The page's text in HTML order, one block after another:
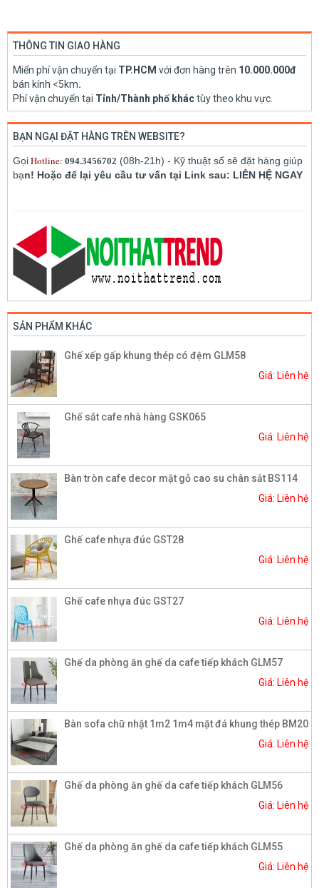
THÔNG TIN GIAO HÀNG
Miển phí vận chuyển tại TP.HCM với đơn hàng trên 10.000.000đ
bán kính <5km.
Phí vận chuyển tại Tỉnh/Thành phố kháctùy theo khu vực.
BẠN NGẠI ĐẶT HÀNG TRÊN WEBSITE?
GọiHotline: 094.3456702 (08h-21h) - Kỹ thuật số sẽ đặt hàng giúp
bạn! Hoặc để lại yêu cầu tư vấn tại Link sau: LIÊN HỆ NGAY
SẢN PHẨM KHÁC
Ghế xếp gấp khung thép có đệm GLM58
Giá: Liên hệ
Ghế sắt cafe nhà hàng GSK065
Giá: Liên hệ
Bàn tròn cafe decor mặt gỗ cao su chân sắt BS114
Giá: Liên hệ
Ghế cafe nhựa đúc GST28
Giá: Liên hệ
Ghế cafe nhựa đúc GST27
Giá: Liên hệ
Ghế da phòng ăn ghế da cafe tiếp khách GLM57
Giá: Liên hệ
Bàn sofa chữ nhật 1m2 1m4 mặt đá khung thép BM20
Giá: Liên hệ
Ghế da phòng ăn ghế da cafe tiếp khách GLM56
Giá: Liên hệ
Ghế da phòng ăn ghế da cafe tiếp khách GLM55
Giá: Liên hệ